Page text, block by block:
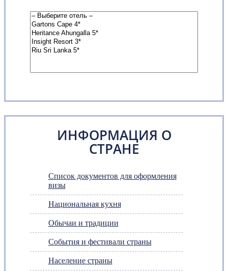
ИНФОРМАЦИЯ О
СТРАНЕ
Список документов для оформления
визы
Национальная кухня
Обычаи и традиции
События и фестивали страны
Население страны